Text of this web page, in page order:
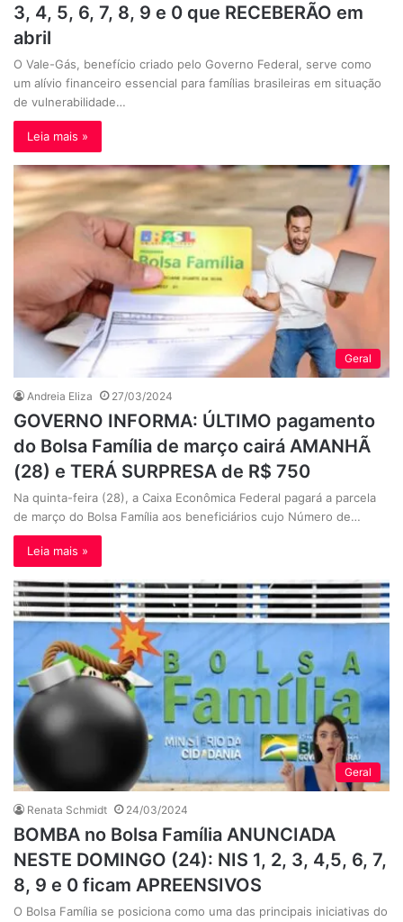
3, 4, 5, 6, 7, 8, 9 e 0 que RECEBERÃO em
abril
O Vale-Gás, benefício criado pelo Governo Federal, serve como
um alívio financeiro essencial para famílias brasileiras em situação
de vulnerabilidade…
Leia mais »
Geral
Andreia Eliza 27/03/2024
GOVERNO INFORMA: ÚLTIMO pagamento
do Bolsa Família de março cairá AMANHÃ
(28) e TERÁ SURPRESA de R$ 750
Na quinta-feira (28), a Caixa Econômica Federal pagará a parcela
de março do Bolsa Família aos beneficiários cujo Número de…
Leia mais »
Geral
Renata Schmidt 24/03/2024
BOMBA no Bolsa Família ANUNCIADA
NESTE DOMINGO (24): NIS 1, 2, 3, 4,5, 6, 7,
8, 9 e 0 ficam APREENSIVOS
O Bolsa Família se posiciona como uma das principais iniciativas do